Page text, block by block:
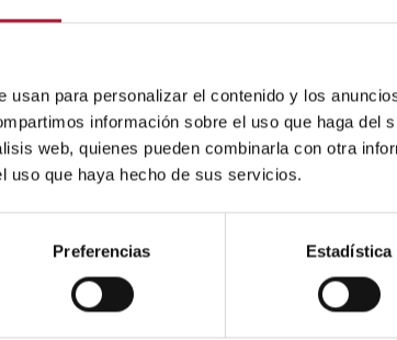
usan para personalizar el contenido y los
información sobre el uso que haga del
web, quienes pueden combinarla con otra
uso que haya hecho de sus servicios.
Preferencias Estadística
o el lupus pueden estar detrás de una
de pelo por estrés puede aparecer tras un
mucho más frecuentes y leves que
fiebre o la práctica deportiva de alta